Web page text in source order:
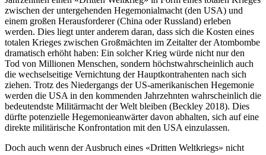
zwischen der untergehenden Hegemonialmacht (den USA) und
einem großen Herausforderer (China oder Russland) erleben
werden. Dies liegt unter anderem daran, dass sich die Kosten eines
totalen Krieges zwischen Großmächten im Zeitalter der Atombombe
dramatisch erhöht haben: Ein solcher Krieg würde nicht nur den
Tod von Millionen Menschen, sondern höchstwahrscheinlich auch
die wechselseitige Vernichtung der Hauptkontrahenten nach sich
ziehen. Trotz des Niedergangs der US-amerikanischen Hegemonie
werden die USA in den kommenden Jahrzehnten wahrscheinlich die
bedeutendste Militärmacht der Welt bleiben (Beckley 2018). Dies
dürfte potenzielle Hegemonieanwärter davon abhalten, sich auf eine
direkte militärische Konfrontation mit den USA einzulassen.
Doch auch wenn der Ausbruch eines «Dritten Weltkriegs» nicht